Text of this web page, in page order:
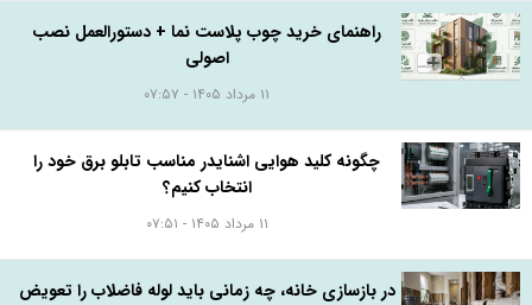
راهنمای خرید چوب پلاست نما + دستورالعمل نصب
اصولی
چگونه کلید هوایی اشنایدر مناسب تابلو برق خود را
انتخاب کنیم؟
در بازسازی خانه، چه زمانی باید لوله فاضلاب را تعویض